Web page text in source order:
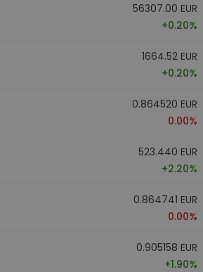
56307.00 EUR
+0.20%
1664.52 EUR
+0.20%
0.864520 EUR
0.00%
523.440 EUR
+2.20%
0.864741 EUR
0.00%
0.905158 EUR
+1.90%